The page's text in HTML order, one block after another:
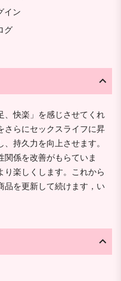
イン
グ
、快楽」を感じさせてくれ
さらにセックスライフに昇
持久力を向上させます。
関係を改善がもらていま
り楽しくします。これから
品を更新して続けます，い